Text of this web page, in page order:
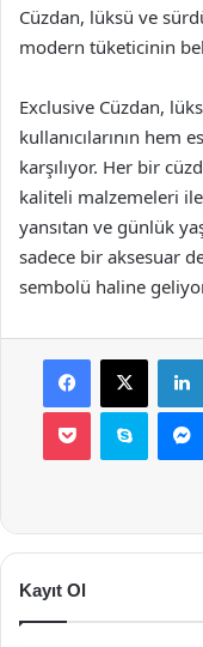
Cüzdan, lüksü ve
modern tüketicinin
Exclusive Cüzdan,
kullanıcılarının hem
karşılıyor. Her bir
kaliteli malzemeleri ile
yansıtan ve günlük
sadece bir aksesuar
sembolü haline
Facebook
X
Pocket Skype
Kayıt Ol